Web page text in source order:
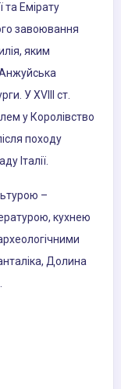
та Емірату
завоювання
яким
У XVIII ст.
у Королівство
походу
Італії.
–
кухнею
Долина